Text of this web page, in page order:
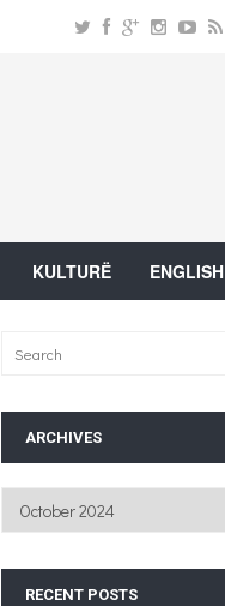
KULTURË ENGLISH
ARCHIVES
Archives
RECENT POSTS